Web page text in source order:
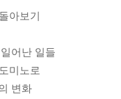
아보기
어난 일들
미노로
변화